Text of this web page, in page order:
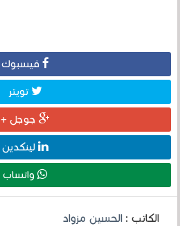
فيسبوك
تويتر
جوجل +
لينكدين
واتساب
الكاتب :الحسين مزواد